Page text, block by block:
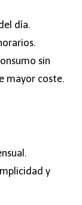
día.
sin
mayor coste.
y